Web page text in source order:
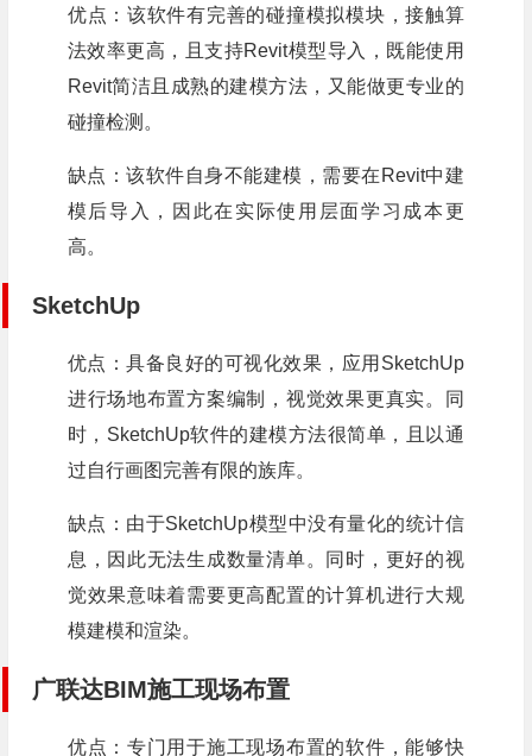
优点：该软件有完善的碰撞模拟模块，接触算
法效率更高，且支持Revit模型导入，既能使用
Revit简洁且成熟的建模方法，又能做更专业的
碰撞检测。
缺点：该软件自身不能建模，需要在Revit中建
模后导入，因此在实际使用层面学习成本更
高。
SketchUp
优点：具备良好的可视化效果，应用SketchUp
进行场地布置方案编制，视觉效果更真实。同
时，SketchUp软件的建模方法很简单，且以通
过自行画图完善有限的族库。
缺点：由于SketchUp模型中没有量化的统计信
息，因此无法生成数量清单。同时，更好的视
觉效果意味着需要更高配置的计算机进行大规
模建模和渲染。
广联达BIM施工现场布置
优点：专门用于施工现场布置的软件，能够快